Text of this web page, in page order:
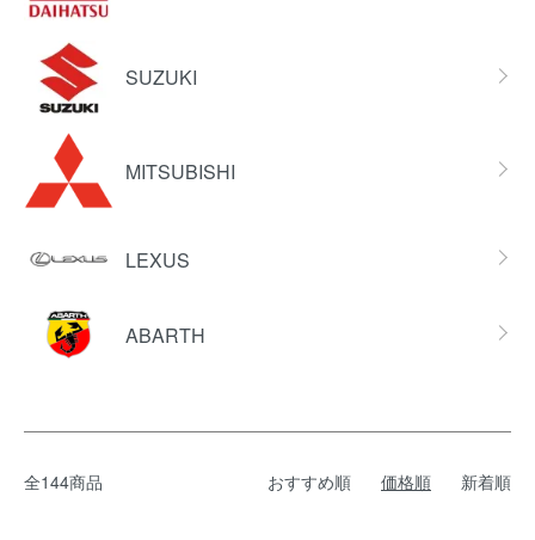
SUZUKI
MITSUBISHI
LEXUS
ABARTH
全144商品 おすすめ順 価格順 新着順